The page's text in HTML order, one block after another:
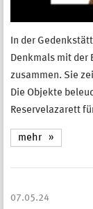
In der
Denkmals mit der
zusammen. Sie
Die Objekte
Reservelazarett
mehr
07.05.24